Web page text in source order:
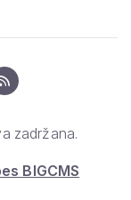
zadržana.
BIGCMS